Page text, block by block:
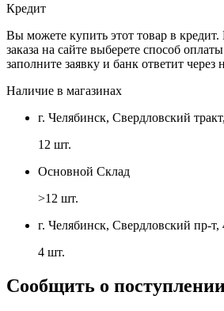
Кредит
Вы можете купить этот товар в
заказа на сайте выберете способ
заполните заявку и банк ответит через
Наличие в магазинах
г. Челябинск, Свердловский
12 шт.
Основной Склад
>12 шт.
г. Челябинск, Свердловский пр-т,
4 шт.
Сообщить о